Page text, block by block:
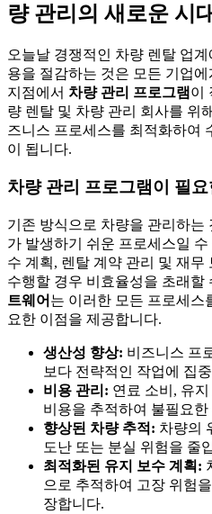
량 관리의 새로운 시대
오늘날 경쟁적인 차량 렌탈 업
용을 절감하는 것은 모든 기업에
지점에서 차량 관리 프로그램이
량 렌탈 및 차량 관리 회사를 위
즈니스 프로세스를 최적화하여
이 됩니다.
차량 관리 프로그램이 필
기존 방식으로 차량을 관리하는
가 발생하기 쉬운 프로세스일
수 계획, 렌탈 계약 관리 및 재무
수행할 경우 비효율성을 초래할
트웨어 는 이러한 모든 프로세스
요한 이점을 제공합니다.
생산성 향상: 비즈니스 프
보다 전략적인 작업에 집
비용 관리: 연료 소비, 유
비용을 추적하여 불필요
향상된 차량 추적: 차량의
도난 또는 분실 위험을 줄
최적화된 유지 보수 계획:
으로 추적하여 고장 위험
장합니다.